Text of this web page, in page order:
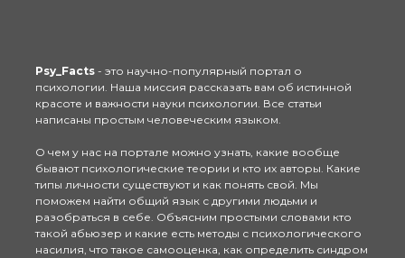
Psy_Facts - это научно-популярный портал о
психологии. Наша миссия рассказать вам об истинной
красоте и важности науки психологии. Все статьи
написаны простым человеческим языком.
О чем у нас на портале можно узнать, какие вообще
бывают психологические теории и кто их авторы. Какие
типы личности существуют и как понять свой. Мы
поможем найти общий язык с другими людьми и
разобраться в себе. Объясним простыми словами кто
такой абьюзер и какие есть методы с психологического
насилия, что такое самооценка, как определить синдром